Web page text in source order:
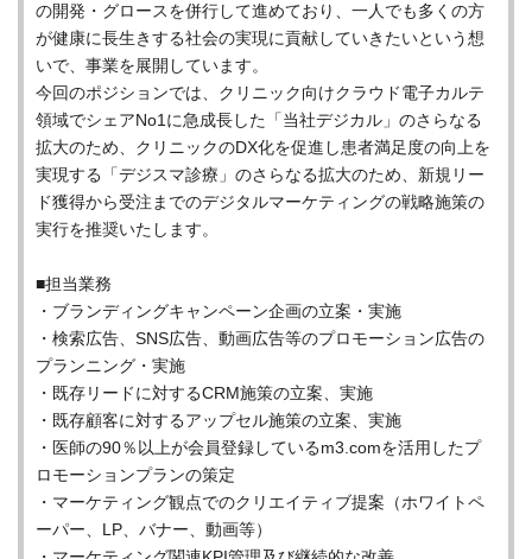
の開発・グロースを併行して進めており、一人でも多くの方
が健康に長生きする社会の実現に貢献していきたいという想
いで、事業を展開しています。
今回のポジションでは、クリニック向けクラウド電子カルテ
領域でシェアNo1に急成長した「当社デジカル」のさらなる
拡大のため、クリニックのDX化を促進し患者満足度の向上を
実現する「デジスマ診療」のさらなる拡大のため、新規リー
ド獲得から受注までのデジタルマーケティングの戦略施策の
実行を推奨いたします。
■担当業務
・ブランディングキャンペーン企画の立案・実施
・検索広告、SNS広告、動画広告等のプロモーション広告の
プランニング・実施
・既存リードに対するCRM施策の立案、実施
・既存顧客に対するアップセル施策の立案、実施
・医師の90％以上が会員登録しているm3.comを活用したプ
ロモーションプランの策定
・マーケティング観点でのクリエイティブ提案（ホワイトペ
ーパー、LP、バナー、動画等）